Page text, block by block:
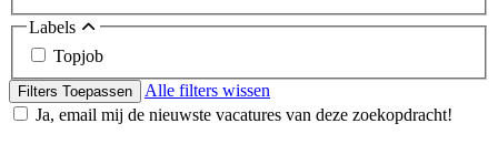
Labels
Topjob
Filters Toepassen
Alle filters wissen
Ja, email mij de nieuwste vacatures van deze zoekopdracht!